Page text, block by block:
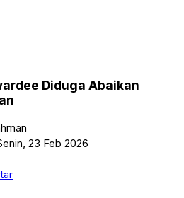
Diduga Abaikan
23 Feb 2026